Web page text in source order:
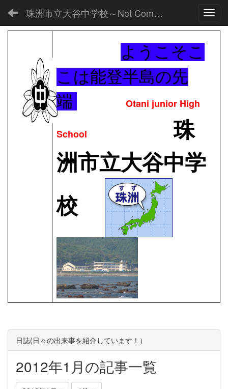
珠洲市立大谷中学校～Net Commons～
ようこそこ
こは能登半島の先
端
Otani junior High
School
珠
洲市立大谷中学
校
日誌(日々の出来事を紹介しています！）
2012年1月の記事一覧